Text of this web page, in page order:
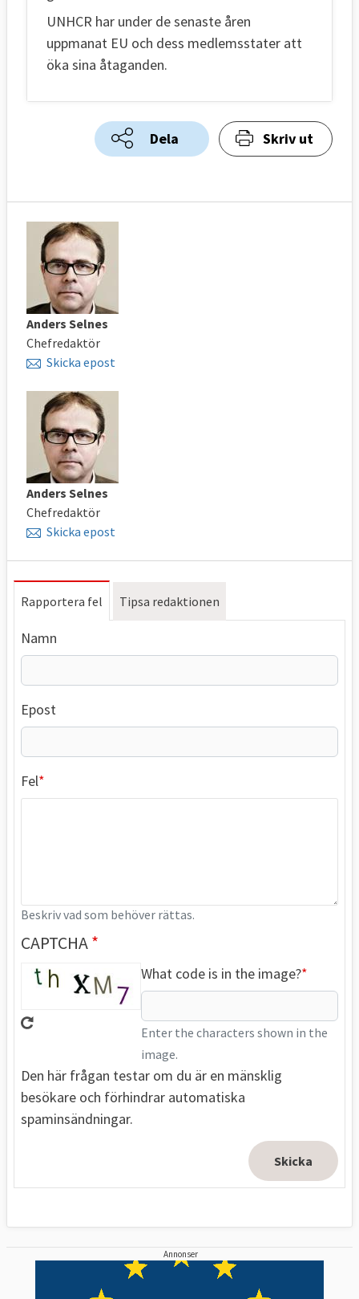
UNHCR har under de senaste åren
uppmanat EU och dess medlemsstater att
öka sina åtaganden.
Dela Skriv ut
Anders Selnes
Chefredaktör
Skicka epost
Anders Selnes
Chefredaktör
Skicka epost
Rapportera fel Tipsa redaktionen
Namn
Epost
Fel
Beskriv vad som behöver rättas.
CAPTCHA
What code is in the image?
Enter the characters shown in the
image.
Den här frågan testar om du är en mänsklig
besökare och förhindrar automatiska
spaminsändningar.
Annonser